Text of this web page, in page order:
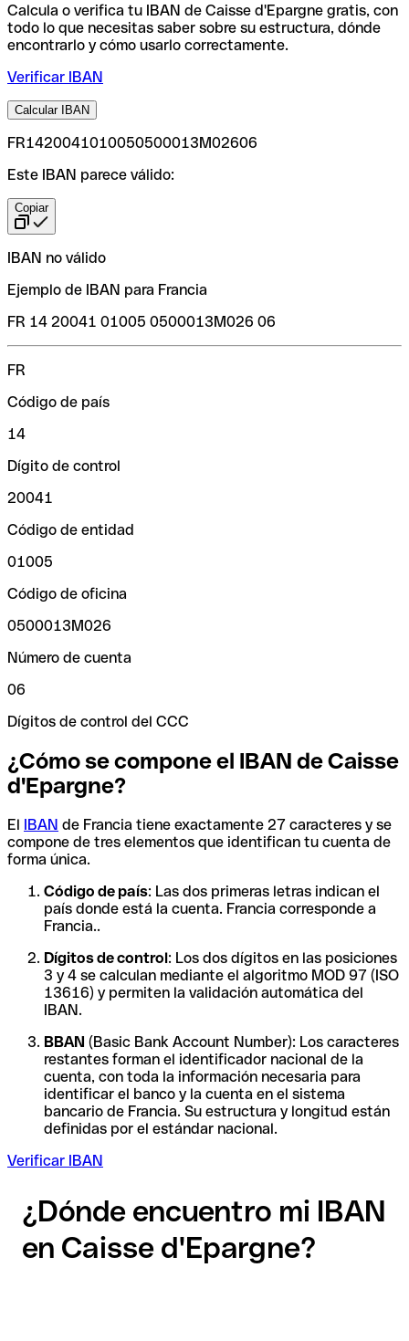
Calcula o verifica tu IBAN de Caisse d'Epargne gratis, con
todo lo que necesitas saber sobre su estructura, dónde
encontrarlo y cómo usarlo correctamente.
Verificar IBAN
Calcular IBAN
FR1420041010050500013M02606
Este IBAN parece válido:
Copiar
IBAN no válido
Ejemplo de IBAN para Francia
FR 14 20041 01005 0500013M026 06
FR
Código de país
14
Dígito de control
20041
Código de entidad
01005
Código de oficina
0500013M026
Número de cuenta
06
Dígitos de control del CCC
¿Cómo se compone el IBAN de Caisse
d'Epargne?
El IBAN de Francia tiene exactamente 27 caracteres y se
compone de tres elementos que identifican tu cuenta de
forma única.
Código de país: Las dos primeras letras indican el
país donde está la cuenta. Francia corresponde a
Francia..
Dígitos de control: Los dos dígitos en las posiciones
3 y 4 se calculan mediante el algoritmo MOD 97 (ISO
13616) y permiten la validación automática del
IBAN.
BBAN (Basic Bank Account Number): Los caracteres
restantes forman el identificador nacional de la
cuenta, con toda la información necesaria para
identificar el banco y la cuenta en el sistema
bancario de Francia. Su estructura y longitud están
definidas por el estándar nacional.
Verificar IBAN
¿Dónde encuentro mi IBAN
en Caisse d'Epargne?